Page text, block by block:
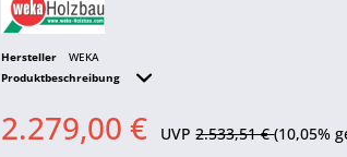
Hersteller
WEKA
Produktbeschreibung
2.279,00 € UVP2.533,51 €(10,05%